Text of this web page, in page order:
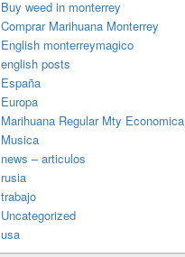
Buy weed in monterrey
Comprar Marihuana Monterrey
English monterreymagico
english posts
España
Europa
Marihuana Regular Mty Economica
Musica
news – articulos
rusia
trabajo
Uncategorized
usa